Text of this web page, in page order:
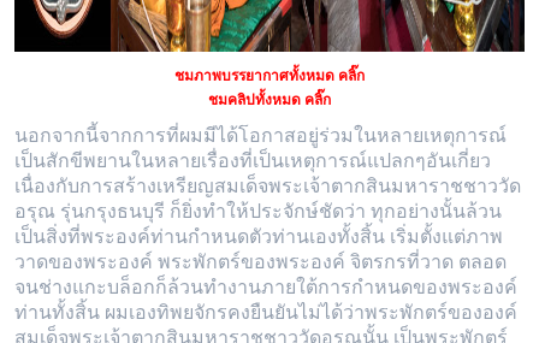
ชมภาพบรรยากาศทั้งหมด คลิ๊ก
ชมคลิปทั้งหมด คลิ๊ก
นอกจากนี้จากการที่ผมมีได้โอกาสอยู่ร่วมในหลายเหตุการณ์
เป็นสักขีพยานในหลายเรื่องที่เป็นเหตุการณ์แปลกๆอันเกี่ยว
เนื่องกับการสร้างเหรียญสมเด็จพระเจ้าตากสินมหาราชชาววัด
อรุณ รุ่นกรุงธนบุรี ก็ยิ่งทำให้ประจักษ์ชัดว่า ทุกอย่างนั้นล้วน
เป็นสิ่งที่พระองค์ท่านกำหนดตัวท่านเองทั้งสิ้น เริ่มตั้งแต่ภาพ
วาดของพระองค์ พระพักตร์ของพระองค์ จิตรกรที่วาด ตลอด
จนช่างแกะบล็อกก็ล้วนทำงานภายใต้การกำหนดของพระองค์
ท่านทั้งสิ้น ผมเองทิพยจักรคงยืนยันไม่ได้ว่าพระพักตร์ขององค์
สมเด็จพระเจ้าตากสินมหาราชชาววัดอรุณนั้น เป็นพระพักตร์